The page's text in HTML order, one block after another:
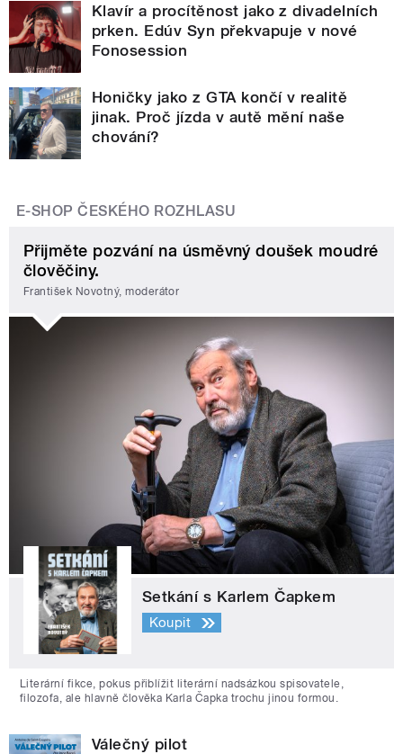
Klavír a procítěnost jako z divadelních
prken. Edúv Syn překvapuje v nové
Fonosession
Honičky jako z GTA končí v realitě
jinak. Proč jízda v autě mění naše
chování?
E-SHOP ČESKÉHO ROZHLASU
Přijměte pozvání na úsměvný doušek moudré
člověčiny.
František Novotný, moderátor
Setkání s Karlem Čapkem
Koupit
Literární fikce, pokus přiblížit literární nadsázkou spisovatele,
filozofa, ale hlavně člověka Karla Čapka trochu jinou formou.
Válečný pilot